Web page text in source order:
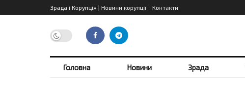
Зрада і Корупція | Новини корупції Контакти
Головна Новини Зрада